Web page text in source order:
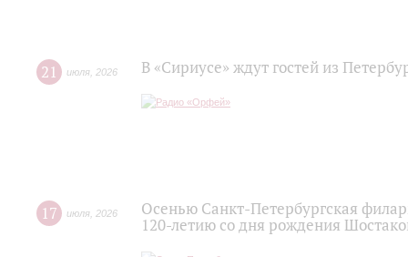
21 июля 2026 В «Сириусе» ждут гостей из
17 июля 2026
Осенью Санкт-Петербургская
120‑летию со дня рождения